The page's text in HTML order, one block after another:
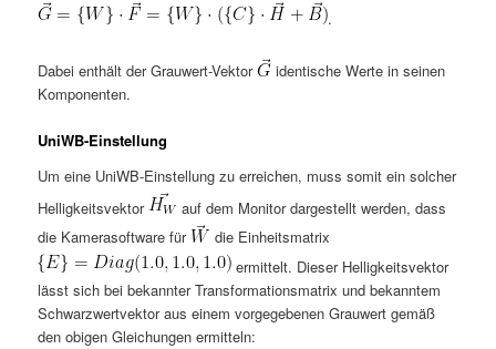
.
Dabei enthält der Grauwert-Vektor
identische Werte in seinen
Komponenten.
UniWB-Einstellung
Um eine UniWB-Einstellung zu erreichen, muss somit ein solcher
Helligkeitsvektor
auf dem Monitor dargestellt werden, dass
die Kamerasoftware für
die Einheitsmatrix
ermittelt. Dieser Helligkeitsvektor
lässt sich bei bekannter Transformationsmatrix und bekanntem
Schwarzwertvektor aus einem vorgegebenen Grauwert gemäß
den obigen Gleichungen ermitteln: